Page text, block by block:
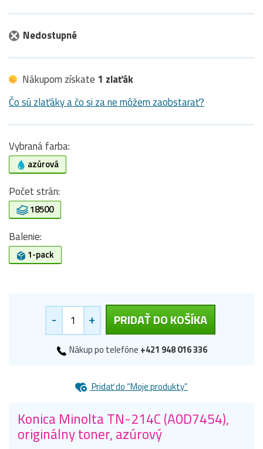
Nedostupné
Nákupom získate 1 zlaťák
Čo sú zlaťáky a čo si za ne môžem zaobstarať?
Vybraná farba:
azúrová
Počet strán:
18500
Balenie:
1-pack
- + PRIDAŤ DO KOŠÍKA
Nákup po telefóne +421 948 016 336
Pridať do “Moje produkty”
Konica Minolta TN-214C (A0D7454),
originálny toner, azúrový